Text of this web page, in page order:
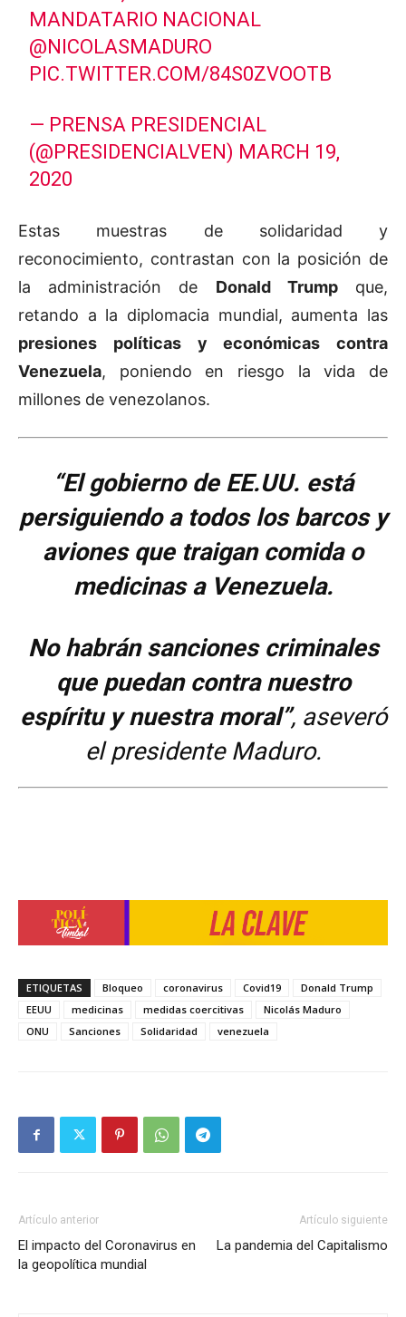
MANDATARIO NACIONAL
@NICOLASMADURO
PIC.TWITTER.COM/84S0ZVOOTB
— PRENSA PRESIDENCIAL
(@PRESIDENCIALVEN) MARCH 19,
2020
Estas muestras de solidaridad y
reconocimiento, contrastan con la posición de
la administración de Donald Trumpque,
retando a la diplomacia mundial, aumenta las
presiones políticas y económicas contra
Venezuela, poniendo en riesgo la vida de
millones de venezolanos.
“El gobierno de EE.UU. está
persiguiendo a todos los barcos y
aviones que traigan comida o
medicinas a Venezuela.
No habrán sanciones criminales
que puedan contra nuestro
espíritu y nuestra moral”, aseveró
el presidente Maduro.
ETIQUETAS Bloqueo coronavirus Covid19
Donald Trump
EEUU
medicinas medidas coercitivas
Nicolás Maduro
ONU
Sanciones Solidaridad venezuela
Artículo anterior
El impacto del Coronavirus en
la geopolítica mundial
Artículo siguiente
La pandemia del Capitalismo